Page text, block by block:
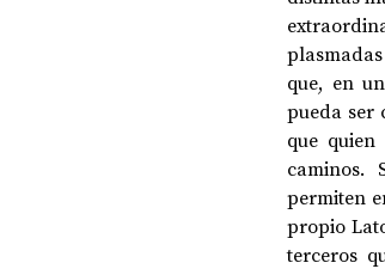
que, en
pueda ser
que
caminos.
permiten
propio
terceros